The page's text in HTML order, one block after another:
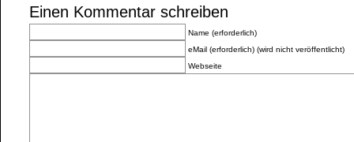
Einen Kommentar schreiben
Name (erforderlich)
eMail (erforderlich) (wird nicht veröffentlicht)
Webseite